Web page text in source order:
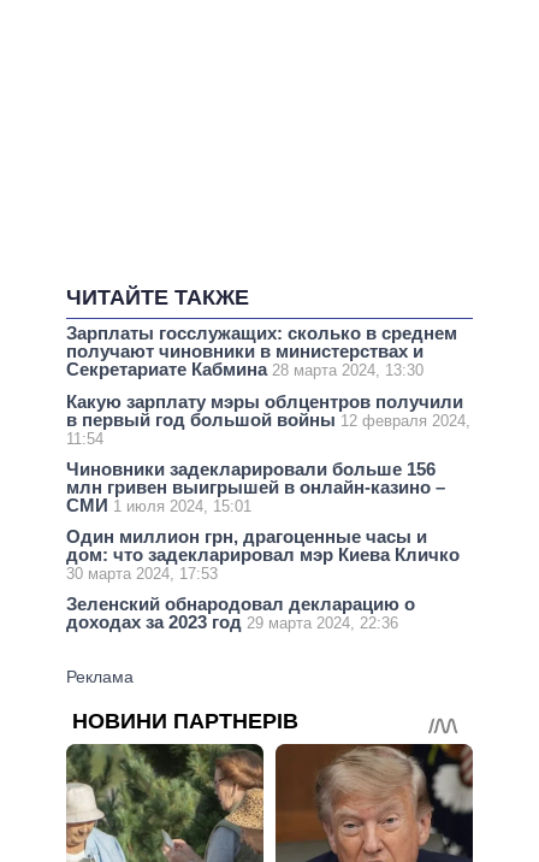
ЧИТАЙТЕ ТАКЖЕ
Зарплаты госслужащих: сколько в среднем
получают чиновники в министерствах и
Секретариате Кабмина 28 марта 2024, 13:30
Какую зарплату мэры облцентров получили
в первый год большой войны 12 февраля 2024,
11:54
Чиновники задекларировали больше 156
млн гривен выигрышей в онлайн-казино –
СМИ 1 июля 2024, 15:01
Один миллион грн, драгоценные часы и
дом: что задекларировал мэр Киева Кличко
30 марта 2024, 17:53
Зеленский обнародовал декларацию о
доходах за 2023 год 29 марта 2024, 22:36